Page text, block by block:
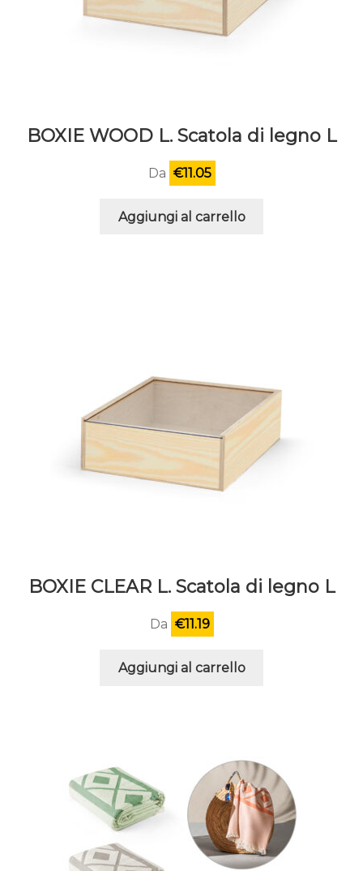
BOXIE WOOD L. Scatola di legno L
Da €11.05
Aggiungi al carrello
BOXIE CLEAR L. Scatola di legno L
Da €11.19
Aggiungi al carrello